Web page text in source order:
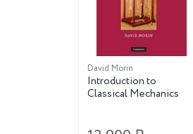
David Morin
Introduction to
Classical Mechanics